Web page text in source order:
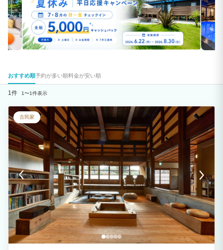
おすすめ順予約が多い順料金が安い順
1件 1〜1件表示
古民家